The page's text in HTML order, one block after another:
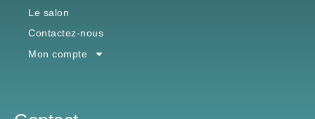
Devenez partenaire
Le salon
Contactez-nous